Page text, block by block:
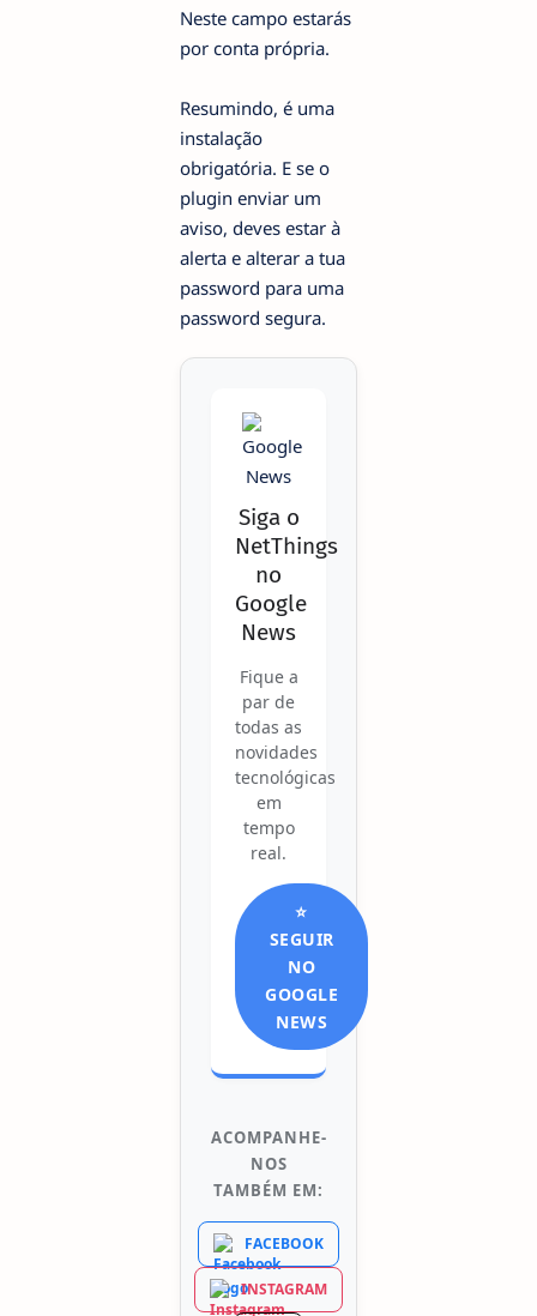
Neste campo estarás
por conta própria.
Resumindo, é uma
instalação
obrigatória. E se o
plugin enviar um
aviso, deves estar à
alerta e alterar a tua
password para uma
password segura.
Siga o
NetThings
no
Google
News
Fique a
par de
todas as
novidades
tecnológicas
em
tempo
real.
⭐
SEGUIR
NO
GOOGLE
NEWS
ACOMPANHE-
NOS
TAMBÉM EM:
FACEBOOK
INSTAGRAM